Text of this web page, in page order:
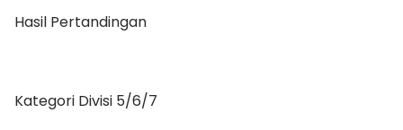
Hasil Pertandingan
Kategori Divisi 5/6/7